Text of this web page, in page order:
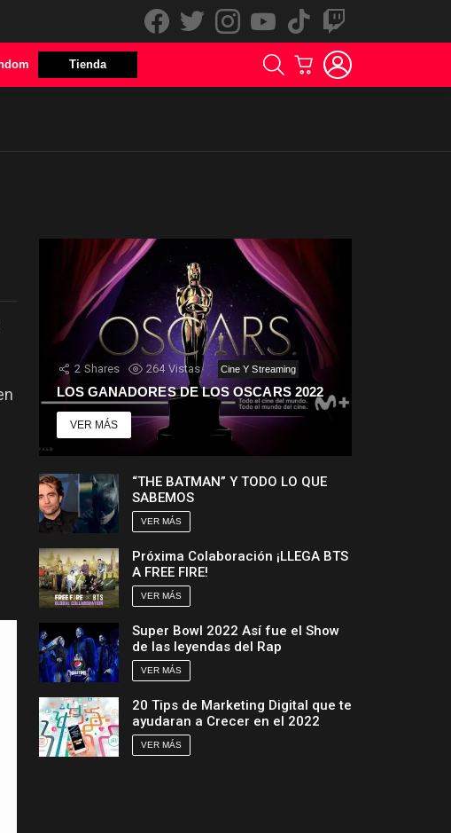
Tienda
BUSCARCARRITO
Comentarios
2 Shares 264 Vistas Cine Y Streaming
LOS GANADORES DE LOS OSCARS 2022
VER MÁS
“THE BATMAN” Y TODO LO QUE
SABEMOS
VER MÁS
Próxima Colaboración ¡LLEGA BTS
A FREE FIRE!
VER MÁS
Super Bowl 2022 Así fue el Show
de las leyendas del Rap
VER MÁS
20 Tips de Marketing Digital que te
ayudaran a Crecer en el 2022
VER MÁS